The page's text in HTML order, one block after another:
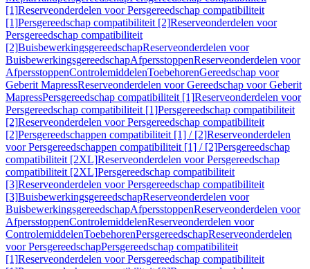
[1]Reserveonderdelen voor Persgereedschap compatibiliteit
[1]Persgereedschap compatibiliteit [2]Reserveonderdelen voor
Persgereedschap compatibiliteit
[2]BuisbewerkingsgereedschapReserveonderdelen voor
BuisbewerkingsgereedschapAfpersstoppenReserveonderdelen voor
AfpersstoppenControlemiddelenToebehorenGereedschap voor
Geberit MapressReserveonderdelen voor Gereedschap voor Geberit
MapressPersgereedschap compatibiliteit [1]Reserveonderdelen voor
Persgereedschap compatibiliteit [1]Persgereedschap compatibiliteit
[2]Reserveonderdelen voor Persgereedschap compatibiliteit
[2]Persgereedschappen compatibiliteit [1] / [2]Reserveonderdelen
voor Persgereedschappen compatibiliteit [1] / [2]Persgereedschap
compatibiliteit [2XL]Reserveonderdelen voor Persgereedschap
compatibiliteit [2XL]Persgereedschap compatibiliteit
[3]Reserveonderdelen voor Persgereedschap compatibiliteit
[3]BuisbewerkingsgereedschapReserveonderdelen voor
BuisbewerkingsgereedschapAfpersstoppenReserveonderdelen voor
AfpersstoppenControlemiddelenReserveonderdelen voor
ControlemiddelenToebehorenPersgereedschapReserveonderdelen
voor PersgereedschapPersgereedschap compatibiliteit
[1]Reserveonderdelen voor Persgereedschap compatibiliteit